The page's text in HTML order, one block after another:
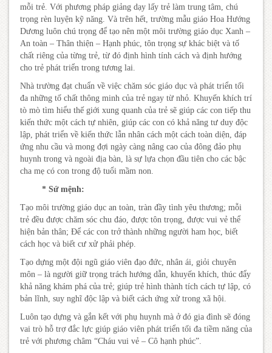
mỗi trẻ. Với phương pháp giảng dạy lấy trẻ làm trung tâm, chú
trọng rèn luyện kỹ năng. Và trên hết, trường mẫu giáo Hoa Hướng
Dương luôn chú trọng để tạo nên một môi trường giáo dục Xanh –
An toàn – Thân thiện – Hạnh phúc, tôn trọng sự khác biệt và tố
chất riêng của từng trẻ, từ đó định hình tính cách và định hướng
cho trẻ phát triển trong tương lai.
Nhà trường đạt chuẩn về việc chăm sóc giáo dục và phát triển tối
đa những tố chất thông minh của trẻ ngay từ nhỏ. Khuyến khích trí
tò mò tìm hiểu thế giới xung quanh của trẻ sẽ giúp các con tiếp thu
kiến thức một cách tự nhiên, giúp các con có khả năng tư duy độc
lập, phát triển về kiến thức lẫn nhân cách một cách toàn diện, đáp
ứng nhu cầu và mong đợi ngày càng nâng cao của đông đảo phụ
huynh trong và ngoài địa bàn, là sự lựa chọn đầu tiên cho các bậc
cha mẹ có con trong độ tuổi mầm non.
* Sứ mệnh:
Tạo môi trường giáo dục an toàn, tràn đầy tình yêu thương; mỗi
trẻ đều được chăm sóc chu đáo, được tôn trọng, được vui vẻ thể
hiện bản thân; Để các con trở thành những người ham học, biết
cách học và biết cư xử phải phép.
Tạo dựng một đội ngũ giáo viên đạo đức, nhân ái, giỏi chuyên
môn – là người giữ trọng trách hướng dẫn, khuyến khích, thúc đẩy
khả năng khám phá của trẻ; giúp trẻ hình thành tích cách tự lập, có
bản lĩnh, suy nghĩ độc lập và biết cách ứng xử trong xã hội.
Luôn tạo dựng và gắn kết với phụ huynh mà ở đó gia đình sẽ đóng
vai trò hỗ trợ đắc lực giúp giáo viên phát triển tối đa tiềm năng của
trẻ với phương châm “Cháu vui vẻ – Cô hạnh phúc”.